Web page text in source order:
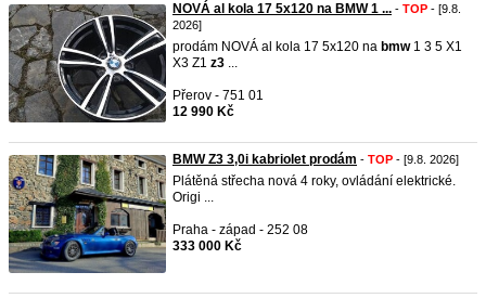
NOVÁ al kola 17 5x120 na BMW 1 ... - TOP - [9.8.
2026]
prodám NOVÁ al kola 17 5x120 na bmw1 3 5 X1
X3 Z1 z3 ...
Přerov - 751 01
12 990 Kč
BMW Z3 3,0i kabriolet prodám - TOP - [9.8. 2026]
Plátěná střecha nová 4 roky, ovládání elektrické.
Origi ...
Praha - západ - 252 08
333 000 Kč